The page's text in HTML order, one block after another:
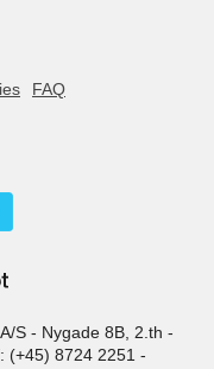
FAQ
S- Nygade 8B, 2.th -
(+45) 8724 2251 -